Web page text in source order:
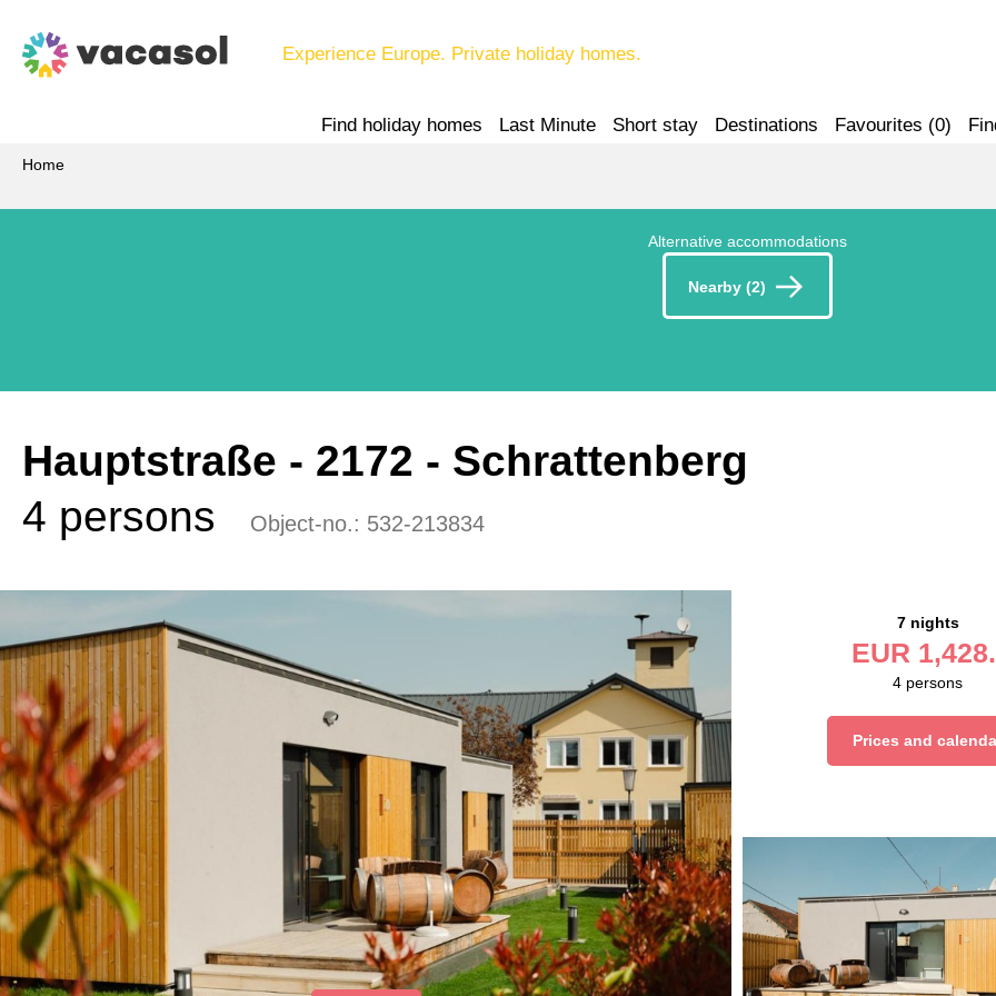
Experience Europe. Private holiday homes.
Find holiday homes Last Minute Short stay Destinations Favourites (0)
Home
Alternative accommodations
Nearby (2)
Hauptstraße - 2172 - Schrattenberg
4 persons
Object-no.: 532-213834
7 nights
EUR
4 persons
Prices and